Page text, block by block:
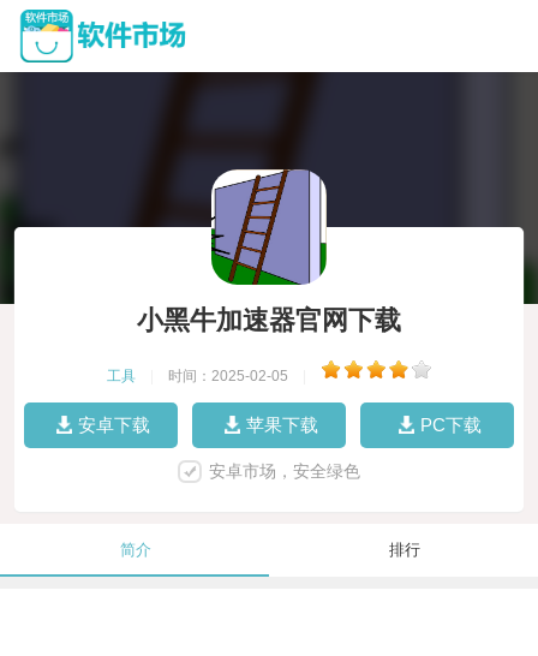
小黑牛加速器官网下载
工具 时间：2025-02-05
安卓下载 苹果下载 PC下载
安卓市场，安全绿色
简介 排行